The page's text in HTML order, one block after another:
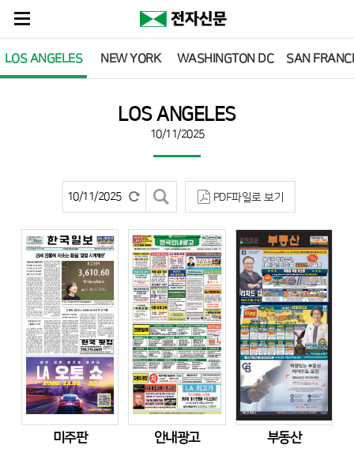
LOS ANGELES NEW YORK WASHINGTON DC SAN
LOS ANGELES
10/11/2025
PDF파일로 보기
미주판 안내광고 부동산